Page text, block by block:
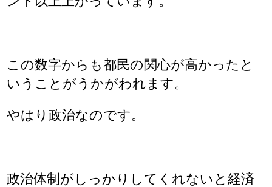
この数字からも都民の関心が高かったと
いうことがうかがわれます。
やはり政治なのです。
政治体制がしっかりしてくれないと経済